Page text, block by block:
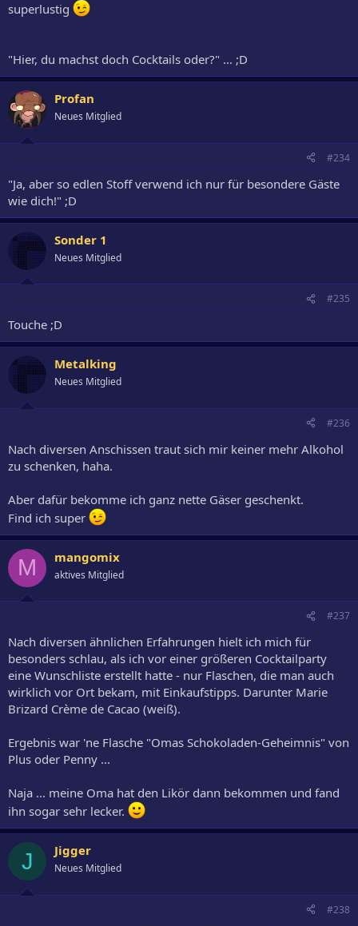
superlustig
"Hier, du machst doch Cocktails oder?" ... ;D
Profan
Neues Mitglied
#234
"Ja, aber so edlen Stoff verwend ich nur für besondere Gäste
wie dich!" ;D
Sonder 1
Neues Mitglied
#235
Touche ;D
Metalking
Neues Mitglied
#236
Nach diversen Anschissen traut sich mir keiner mehr Alkohol
zu schenken, haha.
Aber dafür bekomme ich ganz nette Gäser geschenkt.
Find ich super
M mangomix
aktives Mitglied
#237
Nach diversen ähnlichen Erfahrungen hielt ich mich für
besonders schlau, als ich vor einer größeren Cocktailparty
eine Wunschliste erstellt hatte - nur Flaschen, die man auch
wirklich vor Ort bekam, mit Einkaufstipps. Darunter Marie
Brizard Crème de Cacao (weiß).
Ergebnis war 'ne Flasche "Omas Schokoladen-Geheimnis" von
Plus oder Penny ...
Naja ... meine Oma hat den Likör dann bekommen und fand
ihn sogar sehr lecker.
J Jigger
Neues Mitglied
#238